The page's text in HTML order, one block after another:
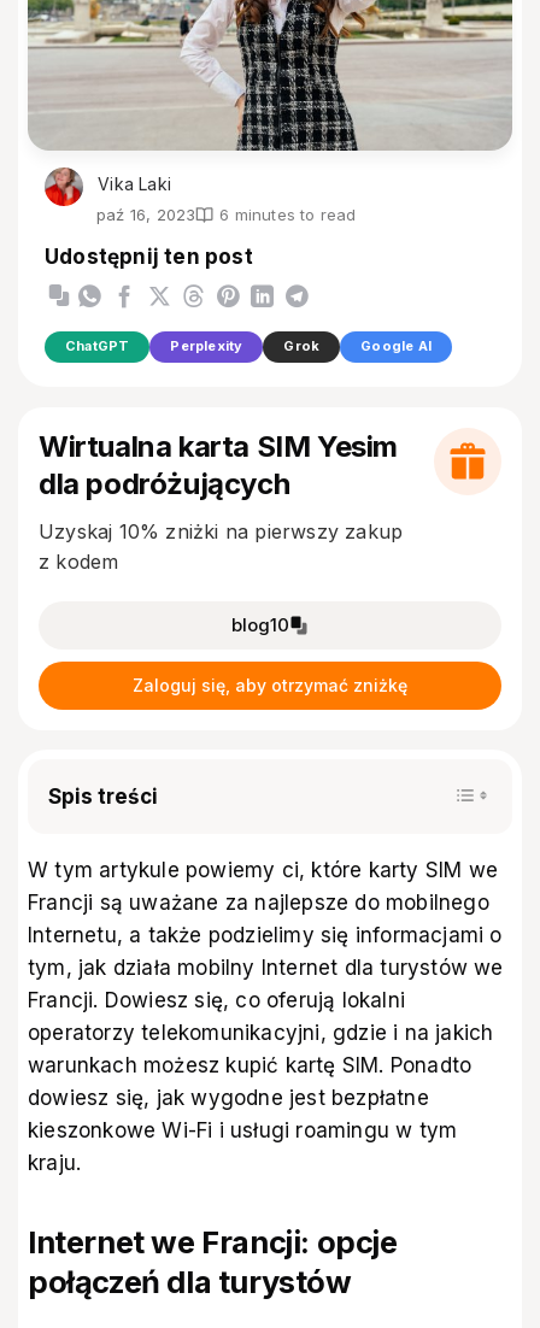
Vika Laki
paź 16, 2023 6 minutes to read
Udostępnij ten post
ChatGPT Perplexity Grok Google AI
Wirtualna karta SIM Yesim
dla podróżujących
Uzyskaj 10% zniżki na pierwszy zakup
z kodem
blog10
Zaloguj się, aby otrzymać zniżkę
Spis treści
W tym artykule powiemy ci, które karty SIM we
Francji są uważane za najlepsze do mobilnego
Internetu, a także podzielimy się informacjami o
tym, jak działa mobilny Internet dla turystów we
Francji. Dowiesz się, co oferują lokalni
operatorzy telekomunikacyjni, gdzie i na jakich
warunkach możesz kupić kartę SIM. Ponadto
dowiesz się, jak wygodne jest bezpłatne
kieszonkowe Wi-Fi i usługi roamingu w tym
kraju.
Internet we Francji: opcje
połączeń dla turystów